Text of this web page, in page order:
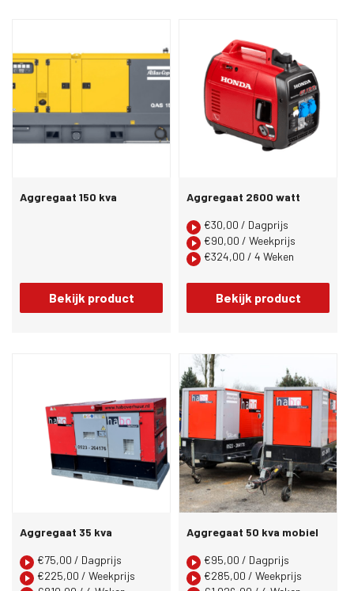
Aggregaat 150 kva
Bekijk product
Aggregaat 2600 watt
€30,00 / Dagprijs
€90,00 / Weekprijs
€324,00 / 4 Weken
Bekijk product
Aggregaat 35 kva
€75,00 / Dagprijs
€225,00 / Weekprijs
Aggregaat 50 kva mobiel
€95,00 / Dagprijs
€285,00 / Weekprijs